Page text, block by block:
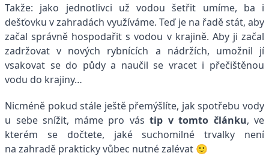
Takže: jako jednotlivci už vodou šetřit umíme, ba i
dešťovku v zahradách využíváme. Teď je na řadě stát, aby
začal správně hospodařit s vodou v krajině. Aby ji začal
zadržovat v nových rybnících a nádržích, umožnil jí
vsakovat se do půdy a naučil se vracet i přečištěnou
vodu do krajiny…
Nicméně pokud stále ještě přemýšlíte, jak spotřebu vody
u sebe snížit, máme pro vás tip v tomto článku, ve
kterém se dočtete, jaké suchomilné trvalky není
na zahradě prakticky vůbec nutné zalévat 🙂